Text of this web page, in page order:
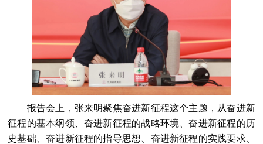
报告会上，张来明聚焦奋进新征程这个主题，从奋进新
征程的基本纲领、奋进新征程的战略环境、奋进新征程的历
史基础、奋进新征程的指导思想、奋进新征程的实践要求、